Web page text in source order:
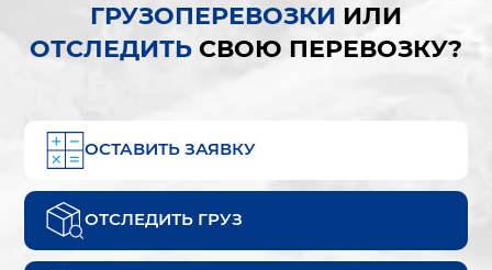
ГРУЗОПЕРЕВОЗКИ ИЛИ
ОТСЛЕДИТЬ СВОЮ ПЕРЕВОЗКУ?
ОСТАВИТЬ ЗАЯВКУ
ОТСЛЕДИТЬ ГРУЗ